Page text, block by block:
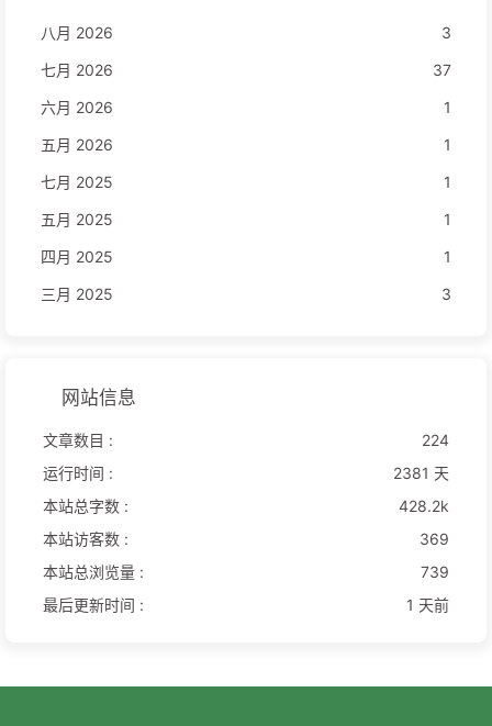
八月 2026
3
七月 2026
37
六月 2026
1
五月 2026
1
七月 2025
1
五月 2025
1
四月 2025
1
三月 2025
3
网站信息
文章数目 :
224
运行时间 :
2381 天
本站总字数 :
428.2k
本站访客数 :
369
本站总浏览量 :
739
最后更新时间 :
1 天前